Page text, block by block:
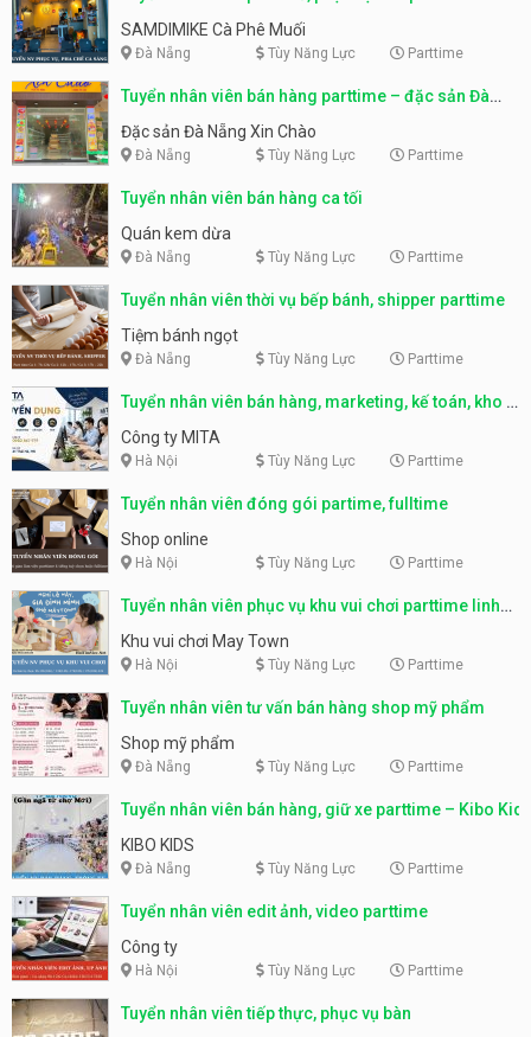
SAMDIMIKE Cà Phê Muối
Đà Nẵng Tùy Năng Lực Parttime
Tuyển nhân viên bán hàng parttime – đặc sản Đà
Nẵng
Đặc sản Đà Nẵng Xin Chào
Đà Nẵng Tùy Năng Lực Parttime
Tuyển nhân viên bán hàng ca tối
Quán kem dừa
Đà Nẵng Tùy Năng Lực Parttime
Tuyển nhân viên thời vụ bếp bánh, shipper parttime
Tiệm bánh ngọt
Đà Nẵng Tùy Năng Lực Parttime
Tuyển nhân viên bán hàng, marketing, kế toán, kho –
parttime, fulltime
Công ty MITA
Hà Nội Tùy Năng Lực Parttime
Tuyển nhân viên đóng gói partime, fulltime
Shop online
Hà Nội Tùy Năng Lực Parttime
Tuyển nhân viên phục vụ khu vui chơi parttime linh
động
Khu vui chơi May Town
Hà Nội Tùy Năng Lực Parttime
Tuyển nhân viên tư vấn bán hàng shop mỹ phẩm
Shop mỹ phẩm
Đà Nẵng Tùy Năng Lực Parttime
Tuyển nhân viên bán hàng, giữ xe parttime – Kibo Kid
KIBO KIDS
Đà Nẵng Tùy Năng Lực Parttime
Tuyển nhân viên edit ảnh, video parttime
Công ty
Hà Nội Tùy Năng Lực Parttime
Tuyển nhân viên tiếp thực, phục vụ bàn